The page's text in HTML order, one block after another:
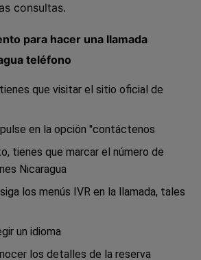
consultas.
para hacer una llamada
teléfono
tienes que visitar el sitio oficial de
en la opción ''contáctenos
tienes que marcar el número de
Nicaragua
los menús IVR en la llamada, tales
un idioma
los detalles de la reserva